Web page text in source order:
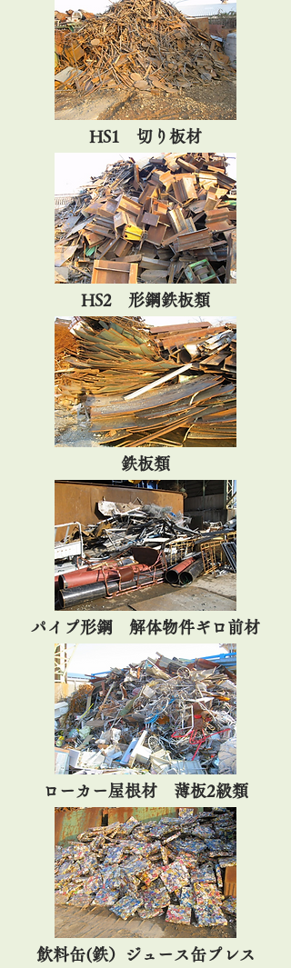
HS1 切り板材
HS2 形鋼鉄板類
鉄板類
パイプ形鋼 解体物件ギロ前材
ローカー屋根材 薄板2級類
飲料缶(鉄）ジュース缶プレス